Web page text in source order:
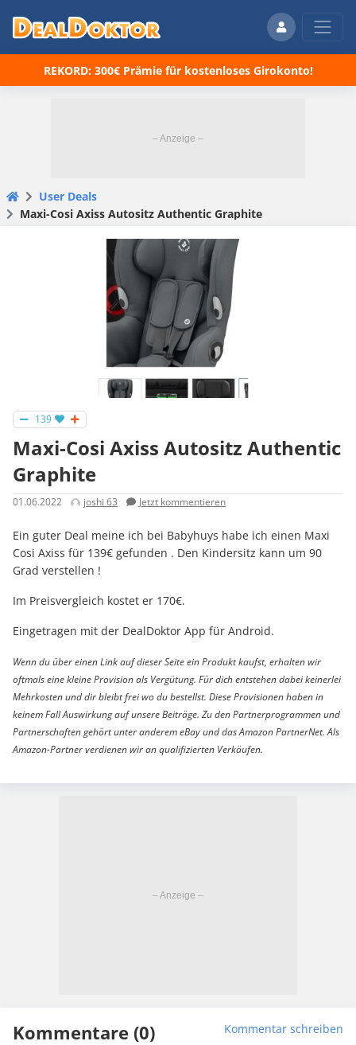
REKORD: 300€ Prämie für kostenloses Girokonto!
User Deals
Maxi-Cosi Axiss Autositz Authentic Graphite
139
Maxi-Cosi Axiss Autositz Authentic
Graphite
01.06.2022 joshi 63 Jetzt kommentieren
Ein guter Deal meine ich bei Babyhuys habe ich einen Maxi
Cosi Axiss für 139€ gefunden . Den Kindersitz kann um 90
Grad verstellen !
Im Preisvergleich kostet er 170€.
Eingetragen mit der DealDoktor App für Android.
Wenn du über einen Link auf dieser Seite ein Produkt kaufst, erhalten wir
oftmals eine kleine Provision als Vergütung. Für dich entstehen dabei keinerlei
Mehrkosten und dir bleibt frei wo du bestellst. Diese Provisionen haben in
keinem Fall Auswirkung auf unsere Beiträge. Zu den Partnerprogrammen und
Partnerschaften gehört unter anderem eBay und das Amazon PartnerNet. Als
Amazon-Partner verdienen wir an qualifizierten Verkäufen.
Kommentare (0) Kommentar schreiben